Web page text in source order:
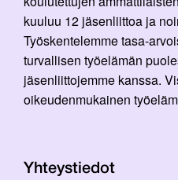
kuuluu 12 jäsenliittoa ja
Työskentelemme tasa-
turvallisen työelämän
jäsenliittojemme kanssa.
oikeudenmukainen
Yhteystiedot